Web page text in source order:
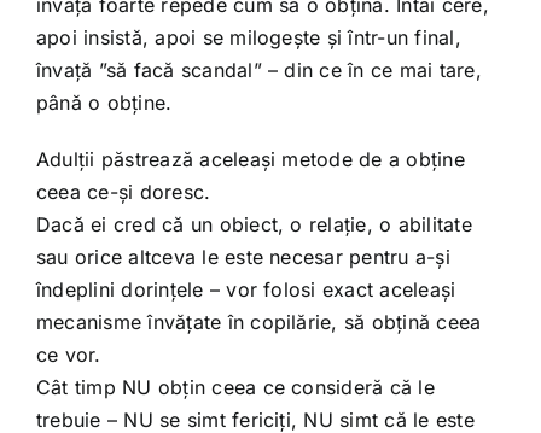
apoi insistă, apoi se milogește și într-un final,
învață ”să facă scandal” – din ce în ce mai tare,
până o obține.
Adulții păstrează aceleași metode de a obține
ceea ce-și doresc.
Dacă ei cred că un obiect, o relație, o abilitate
sau orice altceva le este necesar pentru a-și
îndeplini dorințele – vor folosi exact aceleași
mecanisme învățate în copilărie, să obțină ceea
ce vor.
Cât timp NU obțin ceea ce consideră că le
trebuie – NU se simt fericiți, NU simt că le este